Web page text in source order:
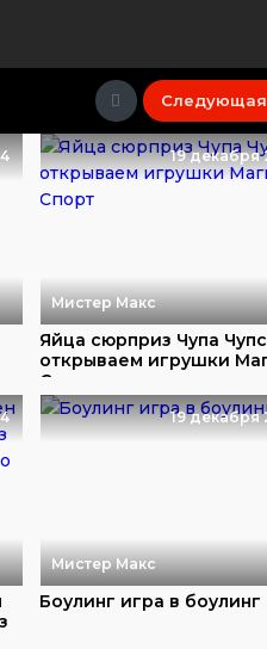
Следующая
19 декабря
Мистер Макс
Яйца сюрприз Чупа Чупс
открываем игрушки
Спорт
19 декабря
Мистер Макс
Боулинг игра в боулинг